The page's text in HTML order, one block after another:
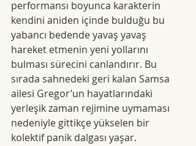
performansı boyunca karakterin
kendini aniden içinde bulduğu bu
yabancı bedende yavaş yavaş
hareket etmenin yeni yollarını
bulması sürecini canlandırır. Bu
sırada sahnedeki geri kalan Samsa
ailesi Gregor’un hayatlarındaki
yerleşik zaman rejimine uymaması
nedeniyle gittikçe yükselen bir
kolektif panik dalgası yaşar.